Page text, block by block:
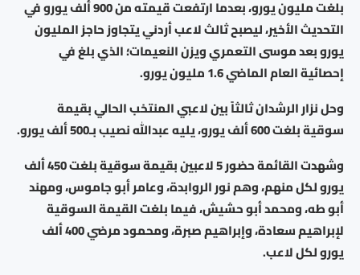
بلغت مليون يورو، بعدما ارتفعت قيمته من 900 ألف يورو في
التحديث الأخير، ليصبح ثالث لاعب أردني يتجاوز حاجز المليون
يورو بعد موسى التعمري ويزن النعيمات؛ الذي بلغ في
إحصائية العام الماضي 1.6 مليون يورو.
وحل نزار الرشدان ثالثاً بين لاعبي المنتخب الحالي بقيمة
سوقية بلغت 600 ألف يورو، يليه عبدالله نصيب بـ500 ألف يورو.
وشهدت القائمة حضور 5 لاعبين بقيمة سوقية بلغت 450 ألف
يورو لكل منهم، وهم نور الروابدة، وعامر أبو جاموس، ومهند
أبو طه، ومحمد أبو حشيش، فيما بلغت القيمة السوقية
لإبراهيم سعادة، وإبراهيم صبرة، ومحمود مرضي 400 ألف
يورو لكل لاعب.